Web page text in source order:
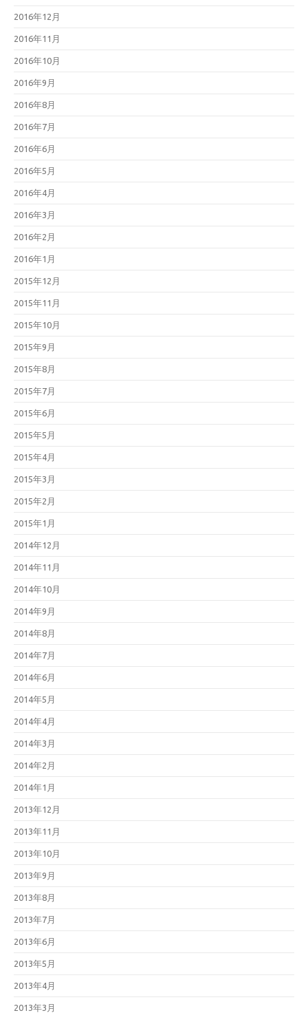
2016年12月
2016年11月
2016年10月
2016年9月
2016年8月
2016年7月
2016年6月
2016年5月
2016年4月
2016年3月
2016年2月
2016年1月
2015年12月
2015年11月
2015年10月
2015年9月
2015年8月
2015年7月
2015年6月
2015年5月
2015年4月
2015年3月
2015年2月
2015年1月
2014年12月
2014年11月
2014年10月
2014年9月
2014年8月
2014年7月
2014年6月
2014年5月
2014年4月
2014年3月
2014年2月
2014年1月
2013年12月
2013年11月
2013年10月
2013年9月
2013年8月
2013年7月
2013年6月
2013年5月
2013年4月
2013年3月